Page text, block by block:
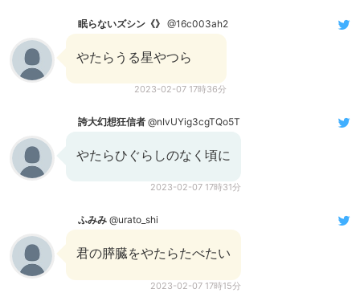
眠らないズシン《》 @16c003ah2
やたらうる星やつら
2023-02-07 17時36分
誇大幻想狂信者 @nIvUYig3cgTQo5T
やたらひぐらしのなく頃に
2023-02-07 17時31分
ふみみ @urato_shi
君の膵臓をやたらたべたい
2023-02-07 17時15分